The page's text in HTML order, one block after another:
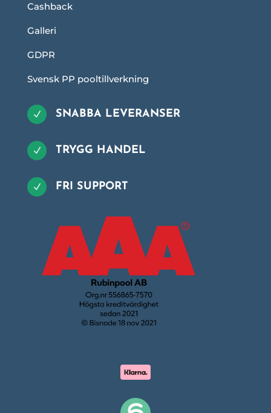
Cashback
Galleri
GDPR
Svensk PP pooltillverkning
N SNABBA LEVERANSER
N TRYGG HANDEL
N FRI SUPPORT